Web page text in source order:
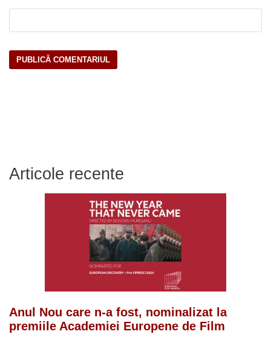
Articole recente
Anul Nou care n-a fost, nominalizat la
premiile Academiei Europene de Film